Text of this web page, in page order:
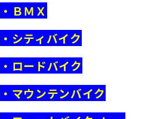
・ＢＭＸ
・シティバイク
・ロードバイク
・マウンテンバイク